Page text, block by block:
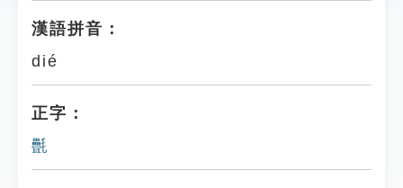
漢語拼音：
dié
正字：
㲲